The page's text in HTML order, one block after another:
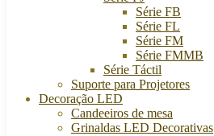
Série FB
Série FL
Série FM
Série FMMB
Série Táctil
Suporte para Projetores
Decoração LED
Candeeiros de mesa
Grinaldas LED Decorativas